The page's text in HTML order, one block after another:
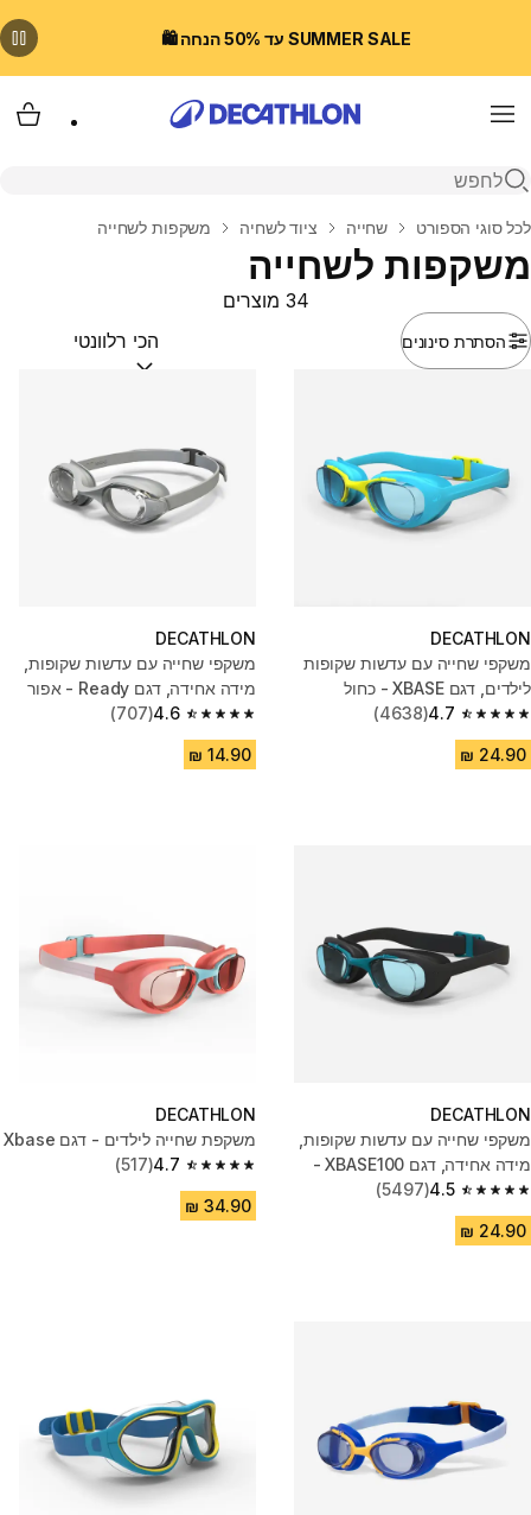
SUMMER SALE עד 50% הנחה 🛍️
Menu
פתיחת חיפוש
בית
לכל סוגי הספורט שחייה ציוד לשחיה משקפות לשחייה
משקפות לשחייה
הסתרת סינונים
34 מוצרים
מיין לפי:(optional)
DECATHLON
משקפי שחייה עם עדשות שקופות
לילדים, דגם XBASE - כחול
4.7
4.7 out of 5 stars from 4638 reviews
(4638)
DECATHLON
משקפי שחייה עם עדשות שקופות,
מידה אחידה, דגם Ready - אפור
4.6
4.6 out of 5 stars from 707 reviews
(707)
DECATHLON
משקפי שחייה עם עדשות שקופות,
מידה אחידה, דגם XBASE100 -
כחול/שחור 4.5
4.5 out of 5 stars from 5497 reviews
(5497)
DECATHLON
משקפת שחייה לילדים - דגם Xbase
4.7
4.7 out of 5 stars from 517 reviews
(517)